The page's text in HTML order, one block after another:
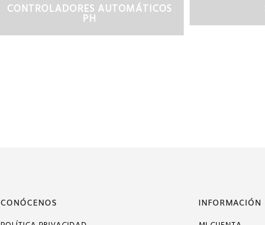
CONTROLADORES AUTOMÁTICOS
PH
CONÓCENOS INFORMACIÓN